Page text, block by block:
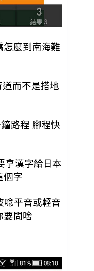
怎麼到南海難
而不是搭地
路程 腳程快
拿漢字給日本
個字
唸平音或輕音
要問啥